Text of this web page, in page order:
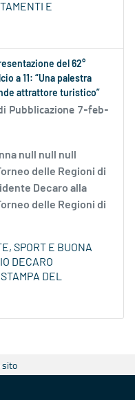
E
del 62°
a 11: “Una palestra
attrattore turistico”
Pubblicazione 7-feb-
null null null
delle Regioni di
Decaro alla
delle Regioni di
SPORT E BUONA
DECARO
DEL
sito